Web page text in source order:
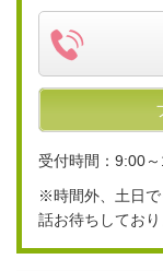
受付時間：9:00～
※時間外、土日で
話お待ちしており